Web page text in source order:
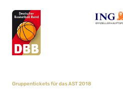
OFFIZIELLER
Gruppentickets für das AST 2018